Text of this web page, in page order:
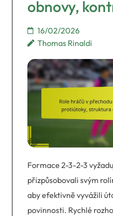
obnovy,
16/02/2026
Thomas Rinaldi
Formace 2-3-2-3
přizpůsobovali svým
aby efektivně vyvážili
povinnosti. Rychlé